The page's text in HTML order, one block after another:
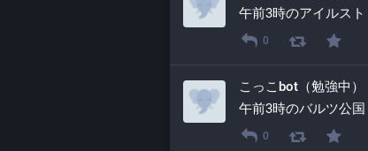
午前3時のアイルスト
0
こっこbot（勉強中）
午前3時のバルツ公国
0